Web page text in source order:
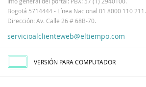
Bogotá 5714444 - Línea Nacional 01 8000 110 211.
Dirección: Av. Calle 26 # 68B-70.
servicioalclienteweb@eltiempo.com
VERSIÓN PARA COMPUTADOR